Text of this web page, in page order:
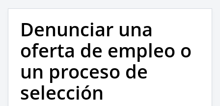
Denunciar una
oferta de empleo o
un proceso de
selección